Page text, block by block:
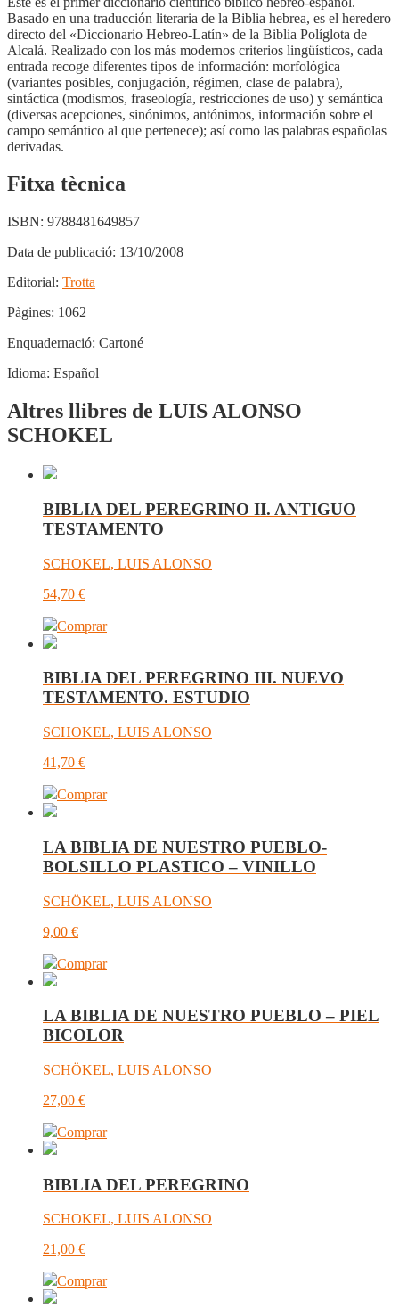
Basado en una traducción literaria de la Biblia hebrea, es el heredero
directo del «Diccionario Hebreo-Latín» de la Biblia Políglota de
Alcalá. Realizado con los más modernos criterios lingüísticos, cada
entrada recoge diferentes tipos de información: morfológica
(variantes posibles, conjugación, régimen, clase de palabra),
sintáctica (modismos, fraseología, restricciones de uso) y semántica
(diversas acepciones, sinónimos, antónimos, información sobre el
campo semántico al que pertenece); así como las palabras españolas
derivadas.
Fitxa tècnica
ISBN: 9788481649857
Data de publicació: 13/10/2008
Editorial: Trotta
Pàgines: 1062
Enquadernació: Cartoné
Idioma: Español
Altres llibres de LUIS ALONSO
SCHOKEL
BIBLIA DEL PEREGRINO II. ANTIGUO
TESTAMENTO
SCHOKEL, LUIS ALONSO
54,70 €
Comprar
BIBLIA DEL PEREGRINO III. NUEVO
TESTAMENTO. ESTUDIO
SCHOKEL, LUIS ALONSO
41,70 €
Comprar
LA BIBLIA DE NUESTRO PUEBLO-
BOLSILLO PLASTICO – VINILLO
SCHÖKEL, LUIS ALONSO
9,00 €
Comprar
LA BIBLIA DE NUESTRO PUEBLO – PIEL
BICOLOR
SCHÖKEL, LUIS ALONSO
27,00 €
Comprar
BIBLIA DEL PEREGRINO
SCHOKEL, LUIS ALONSO
21,00 €
Comprar